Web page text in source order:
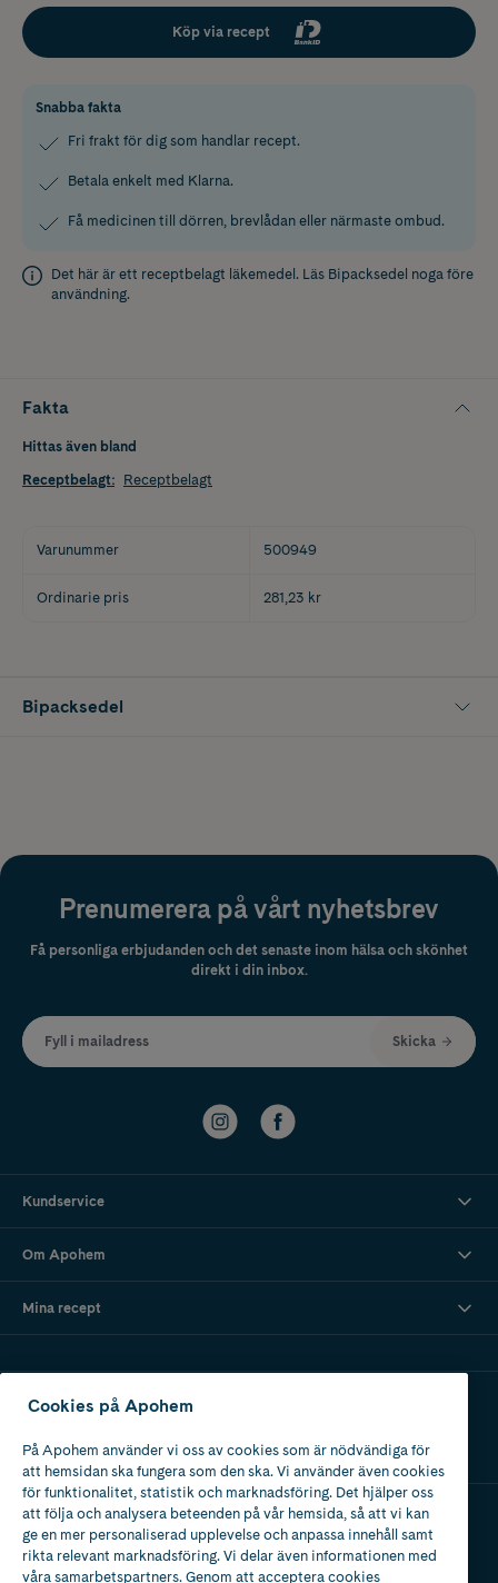
Köp via recept
Snabba fakta
Fri frakt för dig som handlar recept.
Betala enkelt med Klarna.
Få medicinen till dörren, brevlådan eller närmaste ombud.
Det här är ett receptbelagt läkemedel. Läs Bipacksedel noga före
användning.
Fakta
Hittas även bland
Receptbelagt: Receptbelagt
Varunummer 500949
Ordinarie pris 281,23 kr
Bipacksedel
Prenumerera på vårt nyhetsbrev
Få personliga erbjudanden och det senaste inom hälsa och skönhet
direkt i din inbox.
Fyll i mailadress Skicka
Kundservice
Om Apohem
Mina recept
Ladda ner vår app
Apotek med tillstånd
av Läkemedelsverket
Cookies på Apohem
På Apohem använder vi oss av cookies som är nödvändiga för
att hemsidan ska fungera som den ska. Vi använder även cookies
för funktionalitet, statistik och marknadsföring. Det hjälper oss
att följa och analysera beteenden på vår hemsida, så att vi kan
ge en mer personaliserad upplevelse och anpassa innehåll samt
rikta relevant marknadsföring. Vi delar även informationen med
våra samarbetspartners. Genom att acceptera cookies